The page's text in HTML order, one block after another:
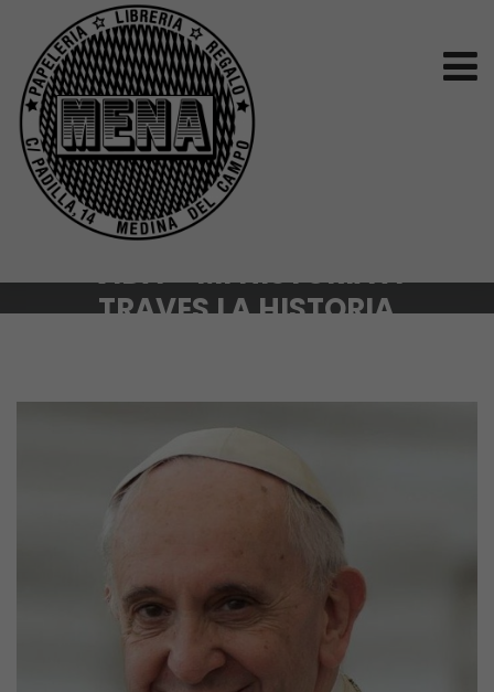
VIDA – MI HISTORIA A
TRAVES LA HISTORIA